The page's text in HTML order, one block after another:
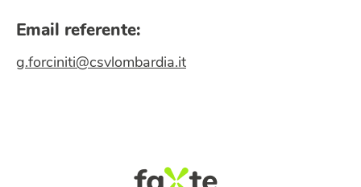
Email referente:
g.forciniti@csvlombardia.it